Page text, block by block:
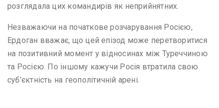
розглядала цих командирів як неприйнятних.
Незважаючи на початкове розчарування Росією,
Ердоган вважає, що цей епізод може перетворитися
на позитивний момент у відносинах між Туреччиною
та Росією. По іншому кажучи Росія втратила свою
суб’єктність на геополітичній арені.